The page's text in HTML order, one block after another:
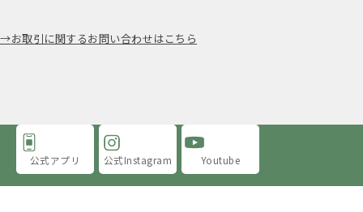
お取引に関するお問い合わせはこちら
公式アプリ 公式Instagram Youtube